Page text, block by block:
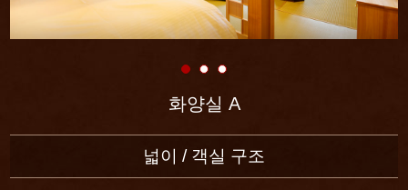
화양실 A
넓이 / 객실 구조
넓이 / 객실 구조
넓이 / 객실 구조